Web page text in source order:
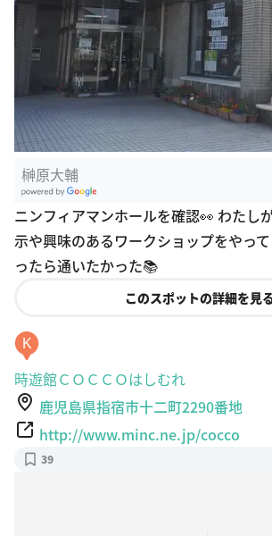
榊原大輔
oogle Plac
es
ニンフィアマンホールを確認👀 わたし
示や興味のあるワークショップをやっ
ったら通いたかった📚
このスポットの詳細を見
K
時遊館ＣＯＣＣＯはしむれ
鹿児島県指宿市十二町2290番地
http://www.minc.ne.jp/cocco
39